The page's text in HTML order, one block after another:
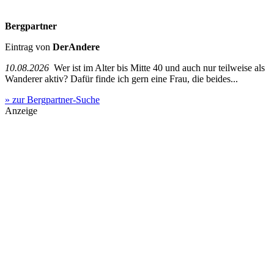
Bergpartner
Eintrag von DerAndere
10.08.2026 Wer ist im Alter bis Mitte 40 und auch nur teilweise als
Wanderer aktiv? Dafür finde ich gern eine Frau, die beides...
» zur Bergpartner-Suche
Anzeige